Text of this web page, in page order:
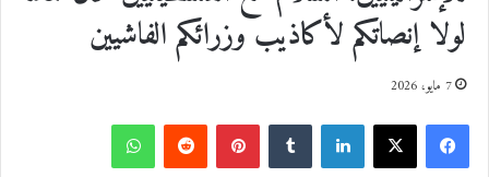
لولا إنصاتكم لأكاذيب وزرائكم الفاشيين
7 مايو، 2026